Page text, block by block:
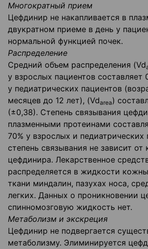
Многократный прием
Цефдинир не накапливается в
двукратном приеме в день у
нормальной функцией почек.
Распределение
Средний объем распределения (Vd
у взрослых пациентов составляет
у педиатрических пациентов
месяцев до 12 лет), (Vdarea)
(±0,38). Степень связывания
плазменными протеинами
70% у взрослых и педиатрических
степень связывания не зависит от
цефдинира. Лекарственное
распределяется в жидкости
ткани миндалин, пазухах носа,
легких. Данных о проникновении
спинномозговую жидкость нет.
Метаболизм и экскреция
Цефдинир не подвергается
метаболизму. Элиминируется